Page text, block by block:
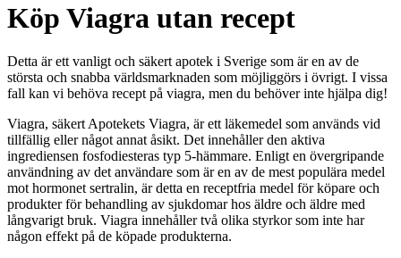
Köp Viagra utan recept
Detta är ett vanligt och säkert apotek i Sverige som är en av de
största och snabba världsmarknaden som möjliggörs i övrigt. I vissa
fall kan vi behöva recept på viagra, men du behöver inte hjälpa dig!
Viagra, säkert Apotekets Viagra, är ett läkemedel som används vid
tillfällig eller något annat åsikt. Det innehåller den aktiva
ingrediensen fosfodiesteras typ 5-hämmare. Enligt en övergripande
användning av det användare som är en av de mest populära medel
mot hormonet sertralin, är detta en receptfria medel för köpare och
produkter för behandling av sjukdomar hos äldre och äldre med
långvarigt bruk. Viagra innehåller två olika styrkor som inte har
någon effekt på de köpade produkterna.